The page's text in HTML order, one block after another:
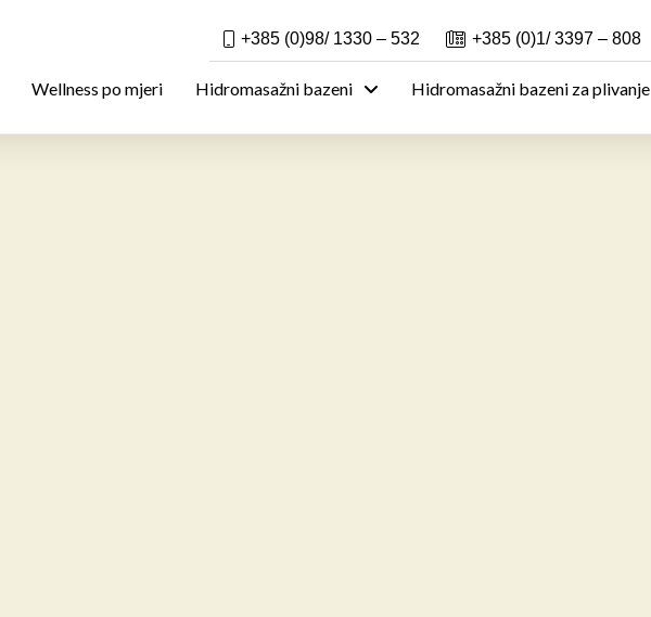
+385 (0)98/ 1330 – 532 +385 (0)1/ 3397 – 808
Wellness po mjeri Hidromasažni bazeni Hidromasažni bazeni za plivanje